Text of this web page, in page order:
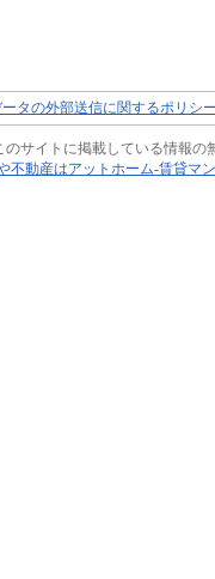
タの外部送信に関するポリシ
のサイトに掲載している情報の
不動産はアットホーム-賃貸マ